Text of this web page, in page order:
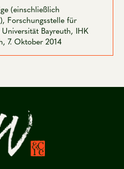
(einschließlich
Forschungsstelle für
Bayreuth, IHK
7. Oktober 2014